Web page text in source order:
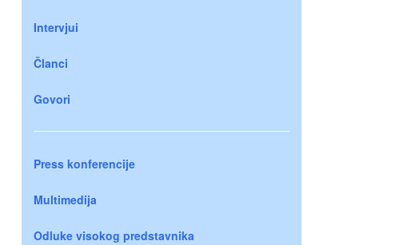
Intervjui
Članci
Govori
Press konferencije
Multimedija
Odluke visokog predstavnika